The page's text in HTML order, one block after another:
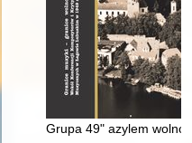
Grupa 49" azylem